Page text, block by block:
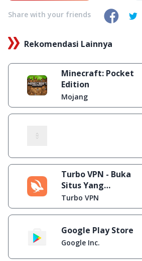
Share with your friends
Rekomendasi Lainnya
Minecraft: Pocket
Edition
Mojang
Turbo VPN - Buka
Situs Yang
Diblokir
Turbo VPN
Google Play Store
Google Inc.